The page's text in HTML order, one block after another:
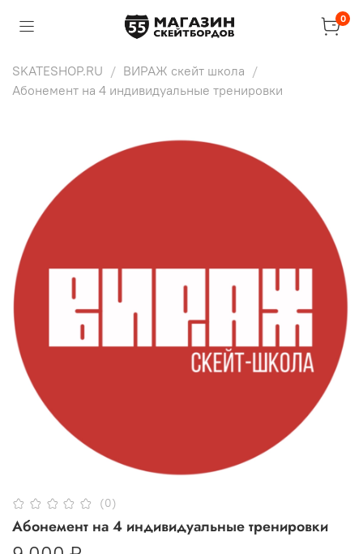
0
SKATESHOP.RU
ВИРАЖ скейт школа
Абонемент на 4 индивидуальные тренировки
(0)
Абонемент на 4 индивидуальные тренировки